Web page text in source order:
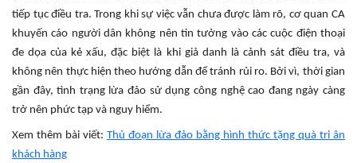
tiếp tục điều tra. Trong khi sự việc vẫn chưa được làm rõ, cơ quan CA
khuyến cáo người dân không nên tin tưởng vào các cuộc điện thoại
đe dọa của kẻ xấu, đặc biệt là khi giả danh là cảnh sát điều tra, và
không nên thực hiện theo hướng dẫn để tránh rủi ro. Bởi vì, thời gian
gần đây, tình trạng lừa đảo sử dụng công nghệ cao đang ngày càng
trở nên phức tạp và nguy hiểm.
Xem thêm bài viết: Thủ đoạn lừa đảo bằng hình thức tặng quà tri ân
khách hàng